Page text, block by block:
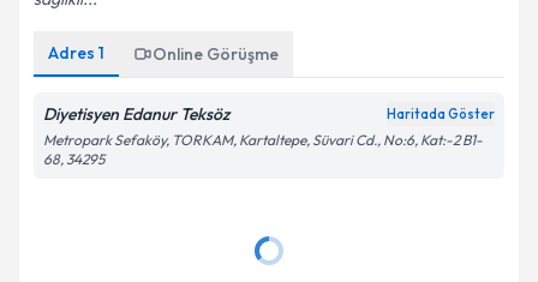
Adres 1 Online Görüşme
Diyetisyen Edanur Teksöz Haritada Göster
Metropark Sefaköy, TORKAM, Kartaltepe, Süvari Cd., No:6, Kat:-2 B1-
68, 34295